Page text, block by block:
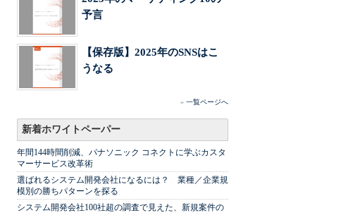
予言
【保存版】2025年のSNSはこ
うなる
» 一覧ページへ
新着ホワイトペーパー
年間144時間削減、パナソニック コネクトに学ぶカスタ
マーサービス改革術
選ばれるシステム開発会社になるには？ 業種／企業規
模別の勝ちパターンを探る
システム開発会社100社超の調査で見えた、新規案件の